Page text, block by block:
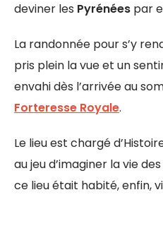
deviner les Pyrénées par
La randonnée pour s’y
pris plein la vue et un
envahi dès l’arrivée au
Forteresse Royale.
Le lieu est chargé
au jeu d’imaginer la vie
ce lieu était habité, enfin,